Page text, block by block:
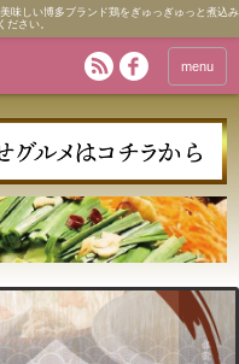
味しい博多ブランド鶏をぎゅっぎゅっと煮込み
ださい。
menu